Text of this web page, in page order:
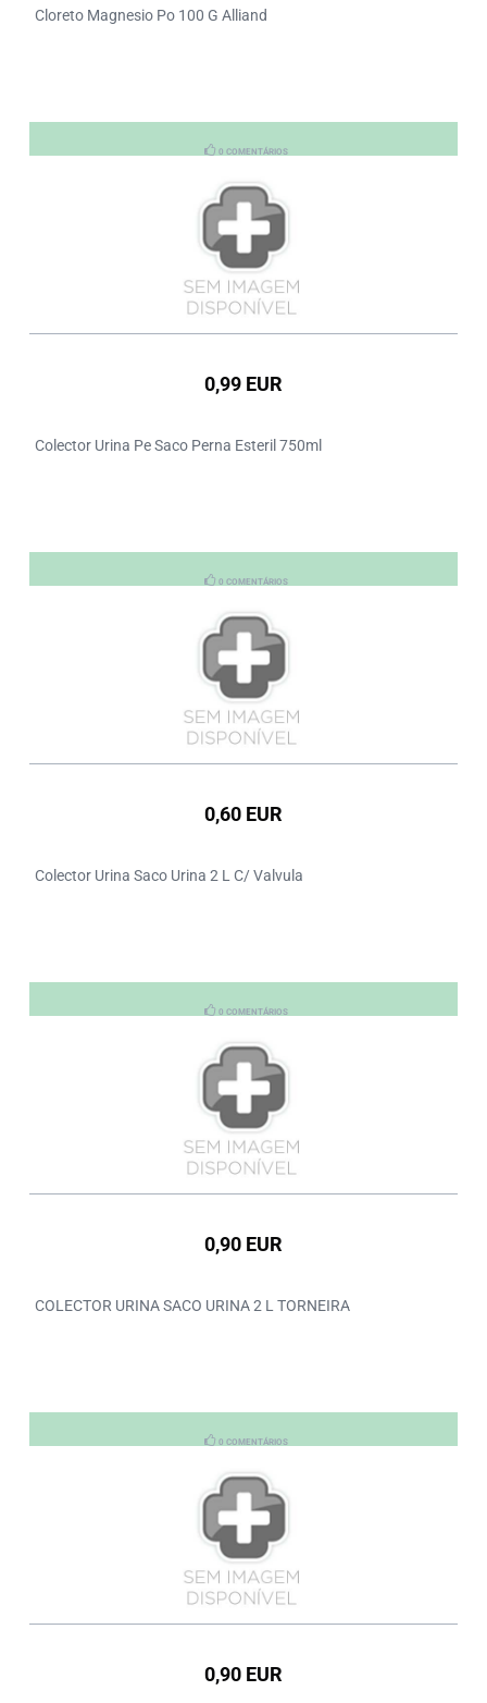
Cloreto Magnesio Po 100 G Alliand
0 COMENTÁRIOS
0,99 EUR
Colector Urina Pe Saco Perna Esteril 750ml
0 COMENTÁRIOS
0,60 EUR
Colector Urina Saco Urina 2 L C/ Valvula
0 COMENTÁRIOS
0,90 EUR
COLECTOR URINA SACO URINA 2 L TORNEIRA
0 COMENTÁRIOS
0,90 EUR